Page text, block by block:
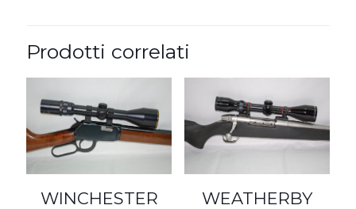
Prodotti correlati
WINCHESTER
WEATHERBY